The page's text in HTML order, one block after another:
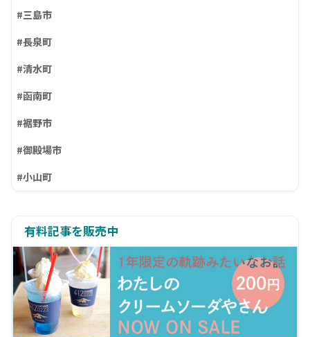
#三島市
#長泉町
#清水町
#函南町
#裾野市
#御殿場市
#小山町
有料記事を販売中